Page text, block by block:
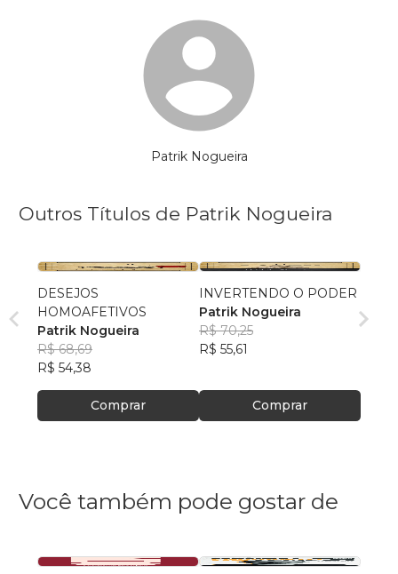
Patrik Nogueira
Outros Títulos de Patrik Nogueira
DESEJOS
HOMOAFETIVOS
Patrik Nogueira
R$ 68,69
R$ 54,38
Comprar
INVERTENDO O PODER
Patrik Nogueira
R$ 70,25
R$ 55,61
Comprar
Você também pode gostar de